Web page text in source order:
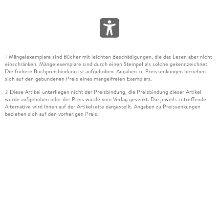
1 Mängelexemplare sind Bücher mit leichten Beschädigungen, die das Lesen aber nicht
einschränken. Mängelexemplare sind durch einen Stempel als solche gekennzeichnet.
Die frühere Buchpreisbindung ist aufgehoben. Angaben zu Preissenkungen beziehen
sich auf den gebundenen Preis eines mangelfreien Exemplars.
2 Diese Artikel unterliegen nicht der Preisbindung, die Preisbindung dieser Artikel
wurde aufgehoben oder der Preis wurde vom Verlag gesenkt. Die jeweils zutreffende
Alternative wird Ihnen auf der Artikelseite dargestellt. Angaben zu Preissenkungen
beziehen sich auf den vorherigen Preis.